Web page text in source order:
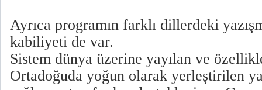
Ayrıca programın farklı dillerdeki
kabiliyeti de var.
Sistem dünya üzerine yayılan ve
Ortadoğuda yoğun olarak yerleştirilen